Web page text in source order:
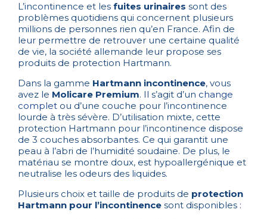
L’incontinence et les fuites urinaires sont des
problèmes quotidiens qui concernent plusieurs
millions de personnes rien qu’en France. Afin de
leur permettre de retrouver une certaine qualité
de vie, la société allemande leur propose ses
produits de protection Hartmann.
Dans la gamme Hartmann incontinence, vous
avez le Molicare Premium. Il s’agit d’un change
complet ou d’une couche pour l’incontinence
lourde à très sévère. D’utilisation mixte, cette
protection Hartmann pour l’incontinence dispose
de 3 couches absorbantes. Ce qui garantit une
peau à l’abri de l’humidité soudaine. De plus, le
matériau se montre doux, est hypoallergénique et
neutralise les odeurs des liquides.
Plusieurs choix et taille de produits de protection
Hartmann pour l’incontinence sont disponibles :